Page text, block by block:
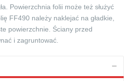
Powierzchnia folii może też służyć
FF490 należy naklejać na gładkie,
powierzchnie. Ściany przed
i zagruntować.